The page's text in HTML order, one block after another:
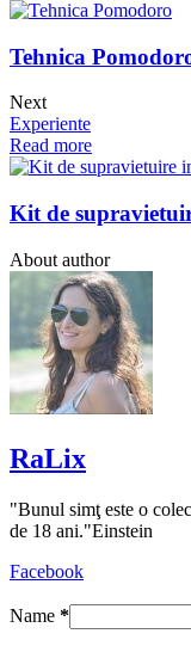
Tehnica
Next
Experiente
Read more
Kit de
About author
RaLix
"Bunul simţ este o
de 18 ani."Einstein
Facebook
Name *